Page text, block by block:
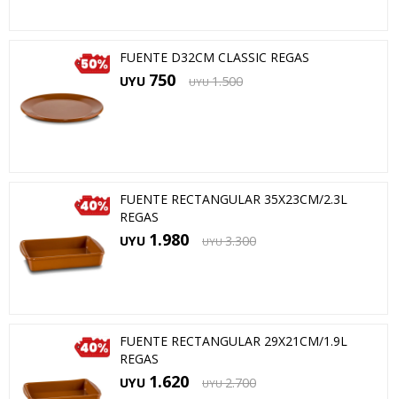
FUENTE D32CM CLASSIC REGAS
UYU 750 UYU 1.500
FUENTE RECTANGULAR 35X23CM/2.3L
REGAS
UYU 1.980 UYU 3.300
FUENTE RECTANGULAR 29X21CM/1.9L
REGAS
UYU 1.620 UYU 2.700